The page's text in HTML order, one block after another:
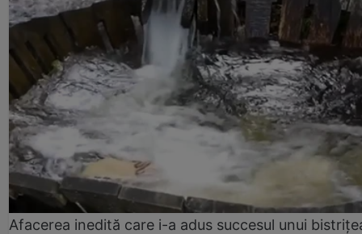
Afacerea inedită care i-a adus succesul unui